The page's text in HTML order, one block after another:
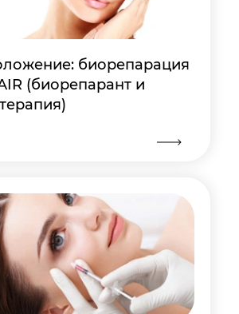
биорепарация
(биорепарант и